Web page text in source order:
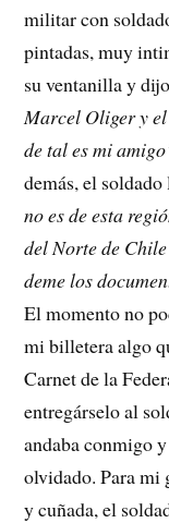
militar con
pintadas, muy
su ventanilla y
Marcel Oliger y
de tal es mi
demás, el
no es de esta
del Norte de
deme los
El momento no
mi billetera algo
Carnet de la
entregárselo al
andaba conmigo
olvidado. Para mi
y cuñada, el